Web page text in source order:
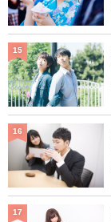
15
16
17